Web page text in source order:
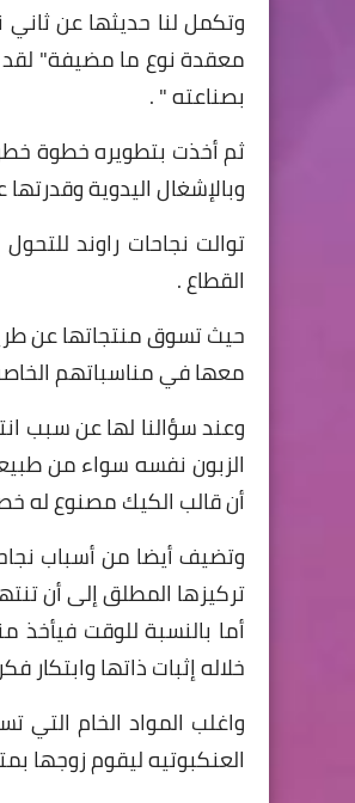
وتكمل لنا حديثها عن
معقدة نوع ما مضيفة" لقد
بصناعته " .
ثم أخذت بتطويره خطوة
وبالإشغال اليدوية
توالت نجاحات راوند
القطاع .
حيث تسوق منتجاتها عن
معها في مناسباتهم
وعند سؤالنا لها عن سبب
الزبون نفسه سواء من
أن قالب الكيك مصنوع له
وتضيف أيضا من أسباب
تركيزها المطلق إلى أن
أما بالنسبة للوقت
خلاله إثبات ذاتها
واغلب المواد الخام
العنكبوتيه ليقوم زوجها